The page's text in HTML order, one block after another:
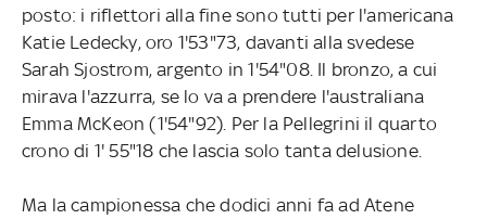
posto: i riflettori alla fine sono tutti per l'americana
Katie Ledecky, oro 1'53"73, davanti alla svedese
Sarah Sjostrom, argento in 1'54"08. Il bronzo, a cui
mirava l'azzurra, se lo va a prendere l'australiana
Emma McKeon (1'54"92). Per la Pellegrini il quarto
crono di 1' 55"18 che lascia solo tanta delusione.
Ma la campionessa che dodici anni fa ad Atene